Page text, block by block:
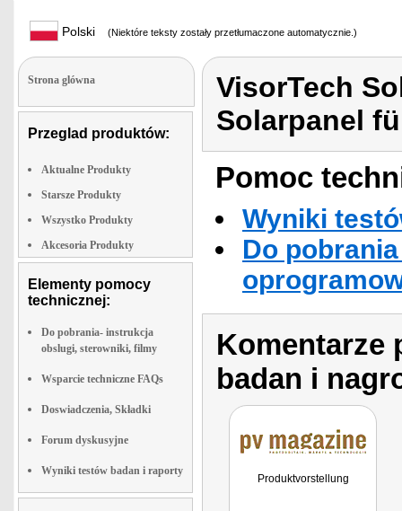
Polski (Niektóre teksty zostały przetłumaczone automatycznie.)
Strona glówna
Przeglad produktów:
Aktualne Produkty
Starsze Produkty
Wszystko Produkty
Akcesoria Produkty
Elementy pomocy
technicznej:
Do pobrania- instrukcja
obslugi, sterowniki, filmy
Wsparcie techniczne FAQs
Doswiadczenia, Składki
Forum dyskusyjne
Wyniki testów badan i raporty
VisorTech
Solarpanel
Pomoc
Wyniki
Do
Komentarze
badan i
Produktvorstellung